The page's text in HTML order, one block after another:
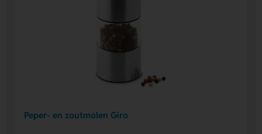
Peper- en zoutmolen Giro